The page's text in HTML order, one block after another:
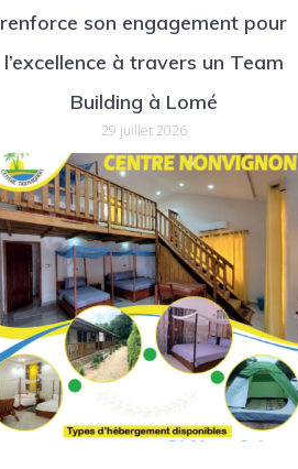
renforce son engagement pour
l’excellence à travers un Team
Building à Lomé
29 juillet 2026